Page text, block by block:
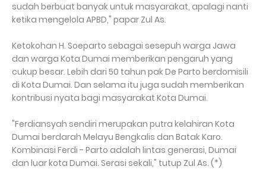
sudah berbuat banyak untuk masyarakat, apalagi nanti
ketika mengelola APBD," papar Zul As.
Ketokohan H. Soeparto sebagai sesepuh warga Jawa
dan warga Kota Dumai memberikan pengaruh yang
cukup besar. Lebih dari 50 tahun pak De Parto berdomisili
di Kota Dumai. Dan selama itu juga sudah memberikan
kontribusi nyata bagi masyarakat Kota Dumai.
"Ferdiansyah sendiri merupakan putra kelahiran Kota
Dumai berdarah Melayu Bengkalis dan Batak Karo.
Kombinasi Ferdi - Parto adalah lintas generasi, Dumai
dan luar kota Dumai. Serasi sekali," tutup Zul As. (*)